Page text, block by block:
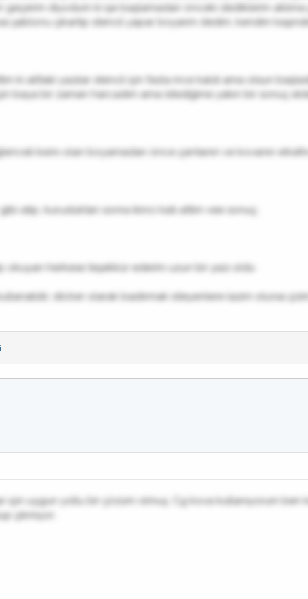
geçerim diyodum ki işe başlamadan önceki dediklerim
şablonu çıkartıp stencil yapar boyarım dedim, kendim
ettim ki alttaki yazılar stencil için fazla ince kaldı ama olsun
baya bir zaman harcadım ama istediğime yakın bir sonuç
kısmı olan boyamadan önce çantanın ve kovanın
atıp, kuruduktan sonra ikinci katı attım vee sonuç;
okuyan herkese teşekkür ederim uzun bir yazı oldu
kullanabilir, sticker olarak bastırmak isteyenlere lazım olursa
için uygun yollu bir çözüm olmuş. Cg kova kullanıyorum
çıkmıyor .